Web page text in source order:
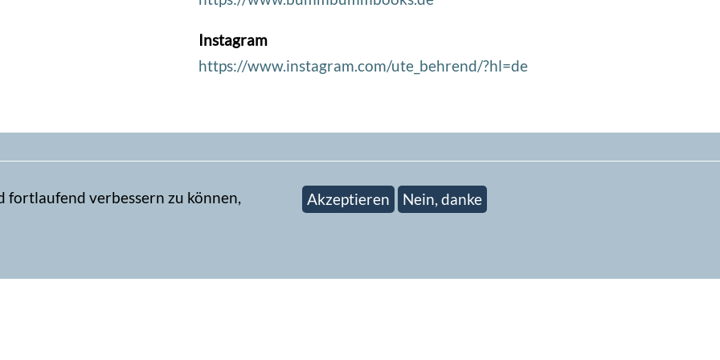
Instagram
https://www.instagram.com/ute_behrend/?hl=de
Newsletter abonnieren
fortlaufend verbessern zu können,
Akzeptieren Nein, danke